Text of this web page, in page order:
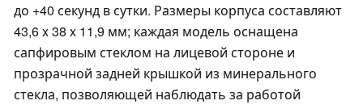
до +40 секунд в сутки. Размеры корпуса составляют
43,6 x 38 x 11,9 мм; каждая модель оснащена
сапфировым стеклом на лицевой стороне и
прозрачной задней крышкой из минерального
стекла, позволяющей наблюдать за работой